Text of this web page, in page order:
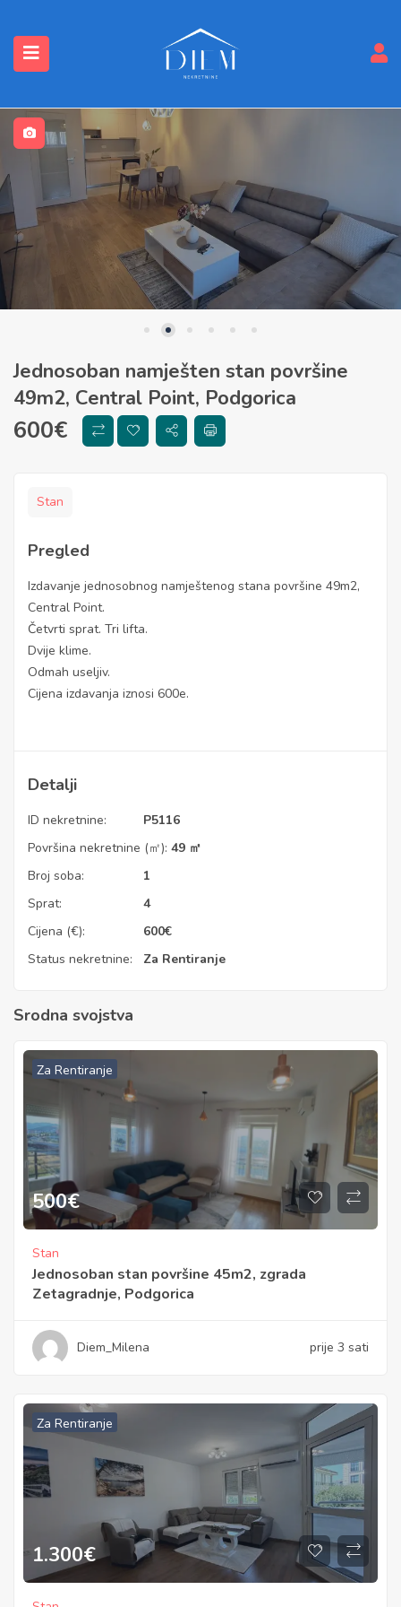
(Nekretnine)
Jednosoban namješten stan površine
49m2, Central Point, Podgorica
600€
Stan
Pregled
Izdavanje jednosobnog namještenog stana površine 49m2,
Central Point.
Četvrti sprat. Tri lifta.
Dvije klime.
Odmah useljiv.
Cijena izdavanja iznosi 600e.
Detalji
ID nekretnine:
P5116
Površina nekretnine (㎡): 49 ㎡
Broj soba:
1
Sprat:
4
Cijena (€):
600€
Status nekretnine:
Za Rentiranje
Srodna svojstva
Za Rentiranje
500€
Stan
Jednosoban stan površine 45m2, zgrada
Zetagradnje, Podgorica
Diem_Milena prije 3 sati
Za Rentiranje
1.300€